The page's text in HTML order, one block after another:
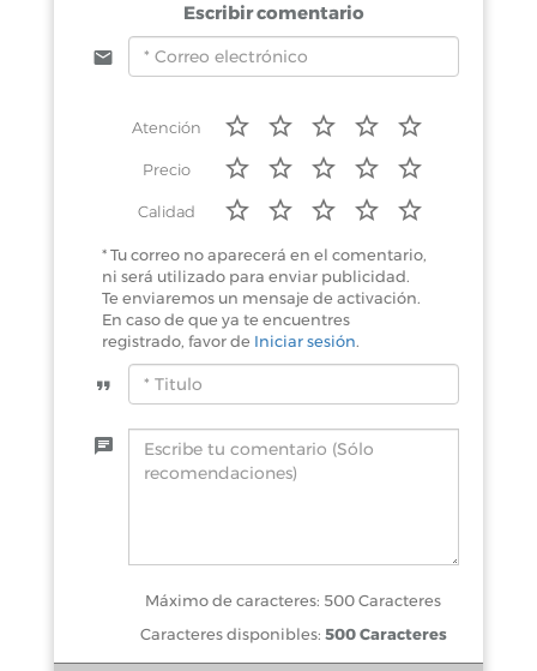
Escribir comentario
Atención
Precio
Calidad
* Tu correo no aparecerá en el comentario,
ni será utilizado para enviar publicidad.
Te enviaremos un mensaje de activación.
En caso de que ya te encuentres
registrado, favor de Iniciar sesión.
Máximo de caracteres: 500 Caracteres
Caracteres disponibles: 500 Caracteres